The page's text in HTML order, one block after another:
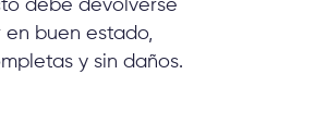
debe devolverse
buen estado,
y sin daños.